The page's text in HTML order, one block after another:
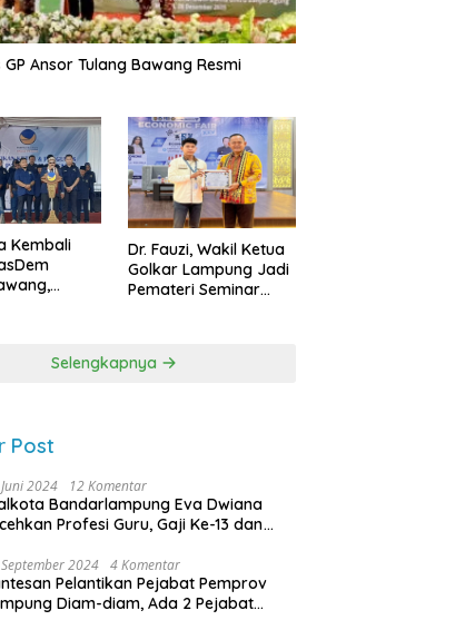
GP Ansor Tulang Bawang Resmi
Kembali
Dr. Fauzi, Wakil Ketua
Golkar Lampung Jadi
Pemateri Seminar
Kebangsaan
Selengkapnya
Post
2024 12 Komentar
Bandarlampung Eva Dwiana
Profesi Guru, Gaji Ke-13 dan
2024 4 Komentar
Pelantikan Pejabat Pemprov
Diam-diam, Ada 2 Pejabat